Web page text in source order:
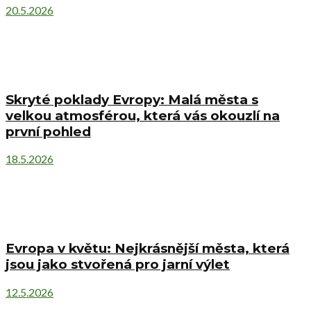
20.5.2026
Skryté poklady Evropy: Malá města s
velkou atmosférou, která vás okouzlí na
první pohled
18.5.2026
Evropa v květu: Nejkrásnější města, která
jsou jako stvořená pro jarní výlet
12.5.2026